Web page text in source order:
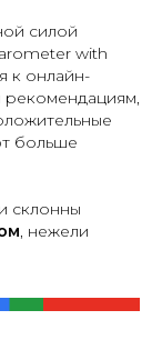
силой
with
к онлайн-
рекомендациям,
больше
склонны
, нежели